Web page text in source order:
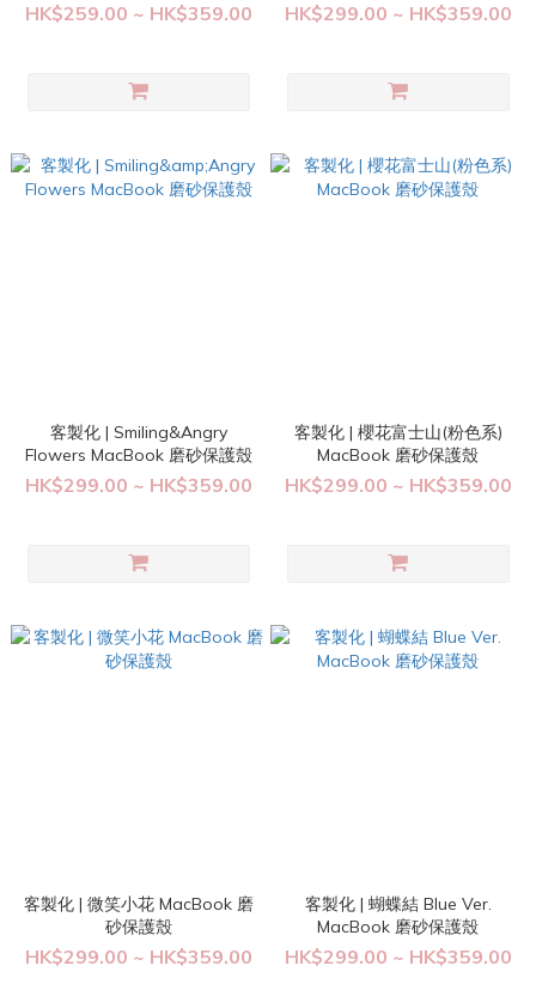
HK$259.00 ~ HK$359.00 HK$299.00 ~ HK$359.00
客製化 | Smiling&Angry
Flowers MacBook 磨砂保護殼
HK$299.00 ~ HK$359.00
客製化 | 櫻花富士山(粉色系)
MacBook 磨砂保護殼
HK$299.00 ~ HK$359.00
客製化 | 微笑小花 MacBook 磨
砂保護殼
HK$299.00 ~ HK$359.00
客製化 | 蝴蝶結 Blue Ver.
MacBook 磨砂保護殼
HK$299.00 ~ HK$359.00